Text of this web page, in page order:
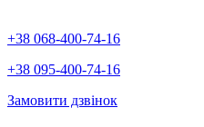
+38 068-400-74-16
+38 095-400-74-16
Замовити дзвінок